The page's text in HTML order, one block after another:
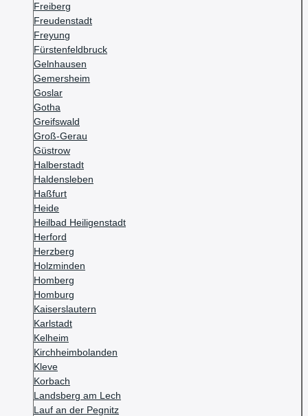
Freiberg
Freudenstadt
Freyung
Fürstenfeldbruck
Gelnhausen
Gemersheim
Goslar
Gotha
Greifswald
Groß-Gerau
Güstrow
Halberstadt
Haldensleben
Haßfurt
Heide
Heilbad Heiligenstadt
Herford
Herzberg
Holzminden
Homberg
Homburg
Kaiserslautern
Karlstadt
Kelheim
Kirchheimbolanden
Kleve
Korbach
Landsberg am Lech
Lauf an der Pegnitz